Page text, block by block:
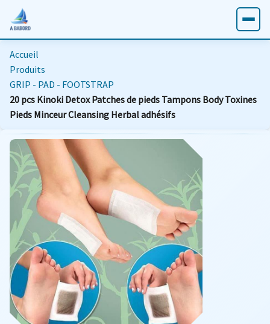
Accueil
Produits
GRIP - PAD - FOOTSTRAP
20 pcs Kinoki Detox Patches de pieds Tampons Body Toxines
Pieds Minceur Cleansing Herbal adhésifs